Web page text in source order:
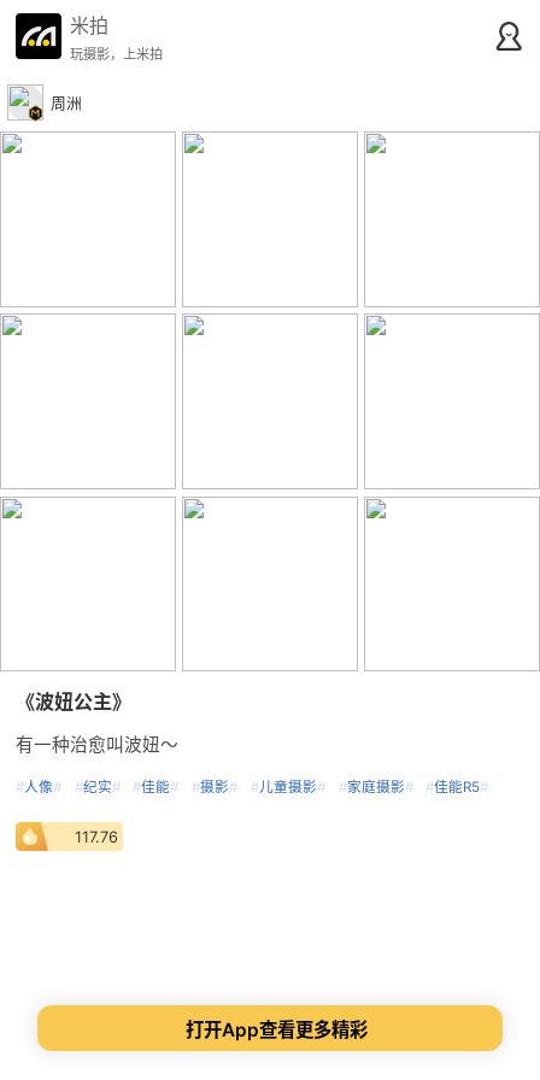
米拍
玩摄影，上米拍
周洲
《波妞公主》
有一种治愈叫波妞～
#人像# #纪实# #佳能# #摄影# #儿童摄影# #家庭摄影# #佳能R5#
117.76
打开App查看更多精彩